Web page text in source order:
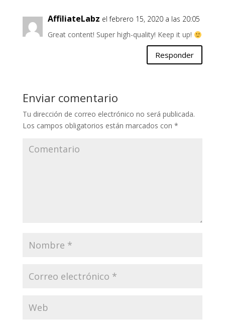
AffiliateLabz el febrero 15, 2020 a las 20:05
Great content! Super high-quality! Keep it up!
Responder
Enviar comentario
Tu dirección de correo electrónico no será publicada.
Los campos obligatorios están marcados con *